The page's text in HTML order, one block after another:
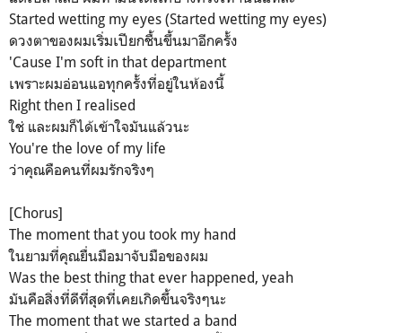
Started wetting my eyes (Started wetting my eyes)
ดวงตาของผมเริ่มเปียกชื้นขึ้นมาอีกครั้ง
'Cause I'm soft in that department
เพราะผมอ่อนแอทุกครั้งที่อยู่ในห้องนี้
Right then I realised
ใช่ และผมก็ได้เข้าใจมันแล้วนะ
You're the love of my life
ว่าคุณคือคนที่ผมรักจริงๆ
[Chorus]
The moment that you took my hand
ในยามที่คุณยื่นมือมาจับมือของผม
Was the best thing that ever happened, yeah
มันคือสิ่งที่ดีที่สุดที่เคยเกิดขึ้นจริงๆนะ
The moment that we started a band